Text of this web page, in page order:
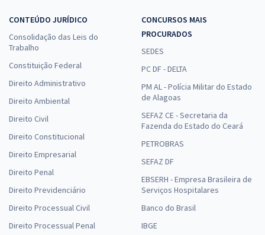
CONTEÚDO JURÍDICO
Consolidação das Leis do
Trabalho
Constituição Federal
Direito Administrativo
Direito Ambiental
Direito Civil
Direito Constitucional
Direito Empresarial
Direito Penal
Direito Previdenciário
Direito Processual Civil
Direito Processual Penal
CONCURSOS MAIS
PROCURADOS
SEDES
PC DF - DELTA
PM AL - Polícia Militar do Estado
de Alagoas
SEFAZ CE - Secretaria da
Fazenda do Estado do Ceará
PETROBRAS
SEFAZ DF
EBSERH - Empresa Brasileira de
Serviços Hospitalares
Banco do Brasil
IBGE